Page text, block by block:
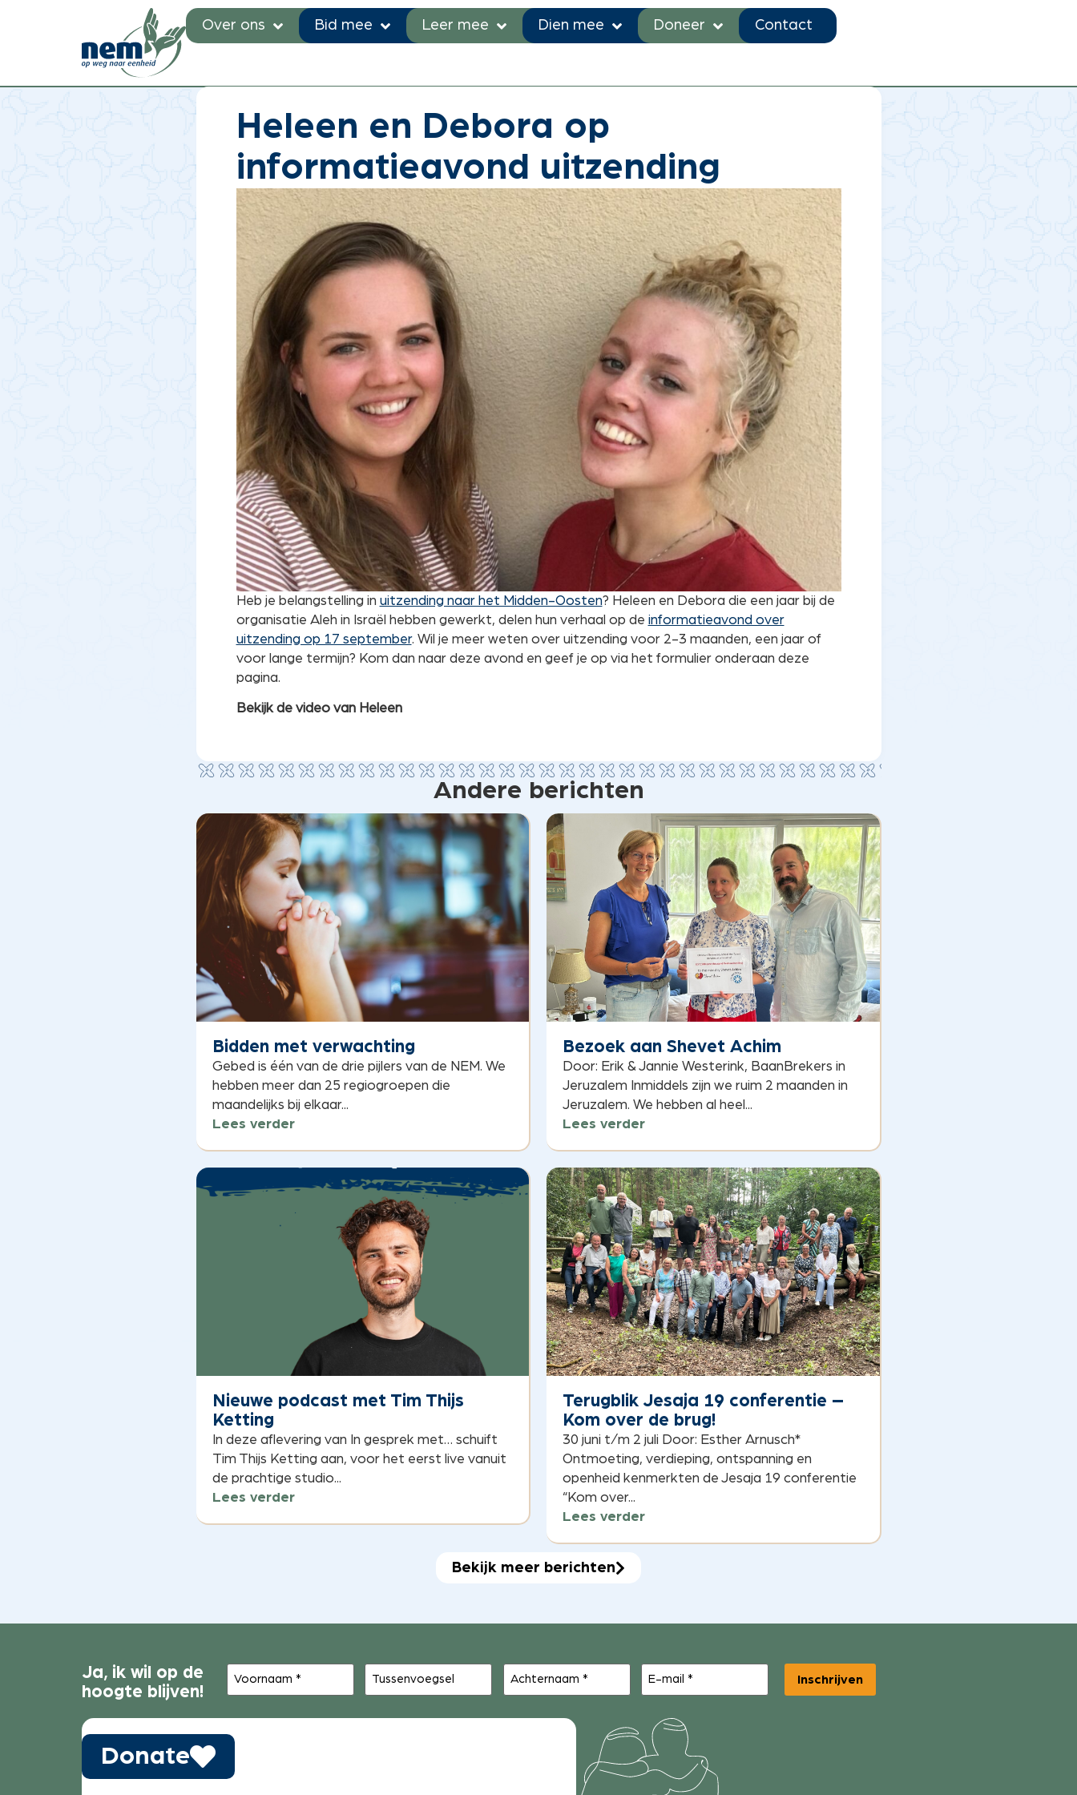
Over ons Bid mee Leer mee Dien mee Doneer Contact
Heleen en Debora op
informatieavond uitzending
Heb je belangstelling in uitzending naar het Midden-Oosten? Heleen en Debora die een jaar bij de
organisatie Aleh in Israël hebben gewerkt, delen hun verhaal op de informatieavond over
uitzending op 17 september. Wil je meer weten over uitzending voor 2-3 maanden, een jaar of
voor lange termijn? Kom dan naar deze avond en geef je op via het formulier onderaan deze
pagina.
Bekijk de video van Heleen
Andere berichten
Bidden met verwachting
Gebed is één van de drie pijlers van de NEM. We
hebben meer dan 25 regiogroepen die
maandelijks bij elkaar...
Lees verder
Bezoek aan Shevet Achim
Door: Erik & Jannie Westerink, BaanBrekers in
Jeruzalem Inmiddels zijn we ruim 2 maanden in
Jeruzalem. We hebben al heel...
Lees verder
Nieuwe podcast met Tim Thijs
Ketting
In deze aflevering van In gesprek met… schuift
Tim Thijs Ketting aan, voor het eerst live vanuit
de prachtige studio...
Lees verder
Terugblik Jesaja 19 conferentie –
Kom over de brug!
30 juni t/m 2 juli Door: Esther Arnusch*
Ontmoeting, verdieping, ontspanning en
openheid kenmerkten de Jesaja 19 conferentie
“Kom over...
Lees verder
Bekijk meer berichten
Ja, ik wil op de
hoogte blijven!
Voornaam Tussenvoegsel Achternaam
E-
mail (Vereist) Inschrijven
Donate